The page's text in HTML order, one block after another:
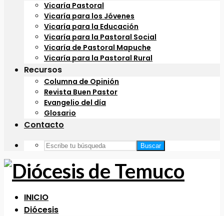
Vicaría Pastoral
Vicaría para los Jóvenes
Vicaría para la Educación
Vicaría para la Pastoral Social
Vicaría de Pastoral Mapuche
Vicaría para la Pastoral Rural
Recursos
Columna de Opinión
Revista Buen Pastor
Evangelio del día
Glosario
Contacto
Buscar
INICIO
Diócesis